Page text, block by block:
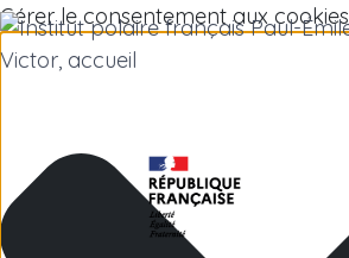
Gérer le consentement aux cookies
Institut polaire